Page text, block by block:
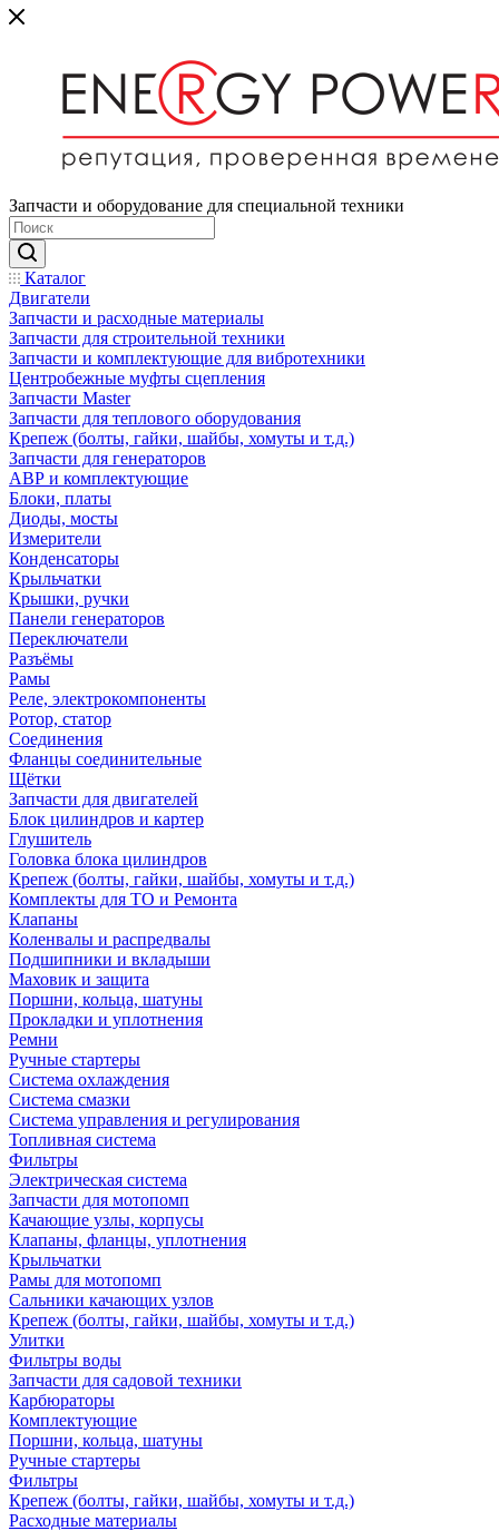
Запчасти и оборудование для специальной техники
Каталог
Двигатели
Запчасти и расходные материалы
Запчасти для строительной техники
Запчасти и комплектующие для вибротехники
Центробежные муфты сцепления
Запчасти Master
Запчасти для теплового оборудования
Крепеж (болты, гайки, шайбы, хомуты и т.д.)
Запчасти для генераторов
АВР и комплектующие
Блоки, платы
Диоды, мосты
Измерители
Конденсаторы
Крыльчатки
Крышки, ручки
Панели генераторов
Переключатели
Разъёмы
Рамы
Реле, электрокомпоненты
Ротор, статор
Соединения
Фланцы соединительные
Щётки
Запчасти для двигателей
Блок цилиндров и картер
Глушитель
Головка блока цилиндров
Крепеж (болты, гайки, шайбы, хомуты и т.д.)
Комплекты для ТО и Ремонта
Клапаны
Коленвалы и распредвалы
Подшипники и вкладыши
Маховик и защита
Поршни, кольца, шатуны
Прокладки и уплотнения
Ремни
Ручные стартеры
Система охлаждения
Система смазки
Система управления и регулирования
Топливная система
Фильтры
Электрическая система
Запчасти для мотопомп
Качающие узлы, корпусы
Клапаны, фланцы, уплотнения
Крыльчатки
Рамы для мотопомп
Сальники качающих узлов
Крепеж (болты, гайки, шайбы, хомуты и т.д.)
Улитки
Фильтры воды
Запчасти для садовой техники
Карбюраторы
Комплектующие
Поршни, кольца, шатуны
Ручные стартеры
Фильтры
Крепеж (болты, гайки, шайбы, хомуты и т.д.)
Расходные материалы